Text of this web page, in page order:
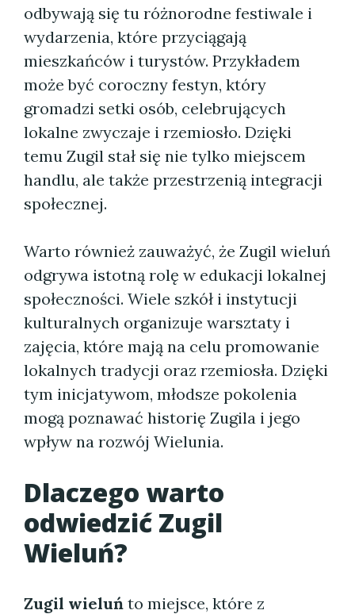
odbywają się tu różnorodne festiwale i
wydarzenia, które przyciągają
mieszkańców i turystów. Przykładem
może być coroczny festyn, który
gromadzi setki osób, celebrujących
lokalne zwyczaje i rzemiosło. Dzięki
temu Zugil stał się nie tylko miejscem
handlu, ale także przestrzenią integracji
społecznej.
Warto również zauważyć, że Zugil wieluń
odgrywa istotną rolę w edukacji lokalnej
społeczności. Wiele szkół i instytucji
kulturalnych organizuje warsztaty i
zajęcia, które mają na celu promowanie
lokalnych tradycji oraz rzemiosła. Dzięki
tym inicjatywom, młodsze pokolenia
mogą poznawać historię Zugila i jego
wpływ na rozwój Wielunia.
Dlaczego warto
odwiedzić Zugil
Wieluń?
Zugil wieluń to miejsce, które z